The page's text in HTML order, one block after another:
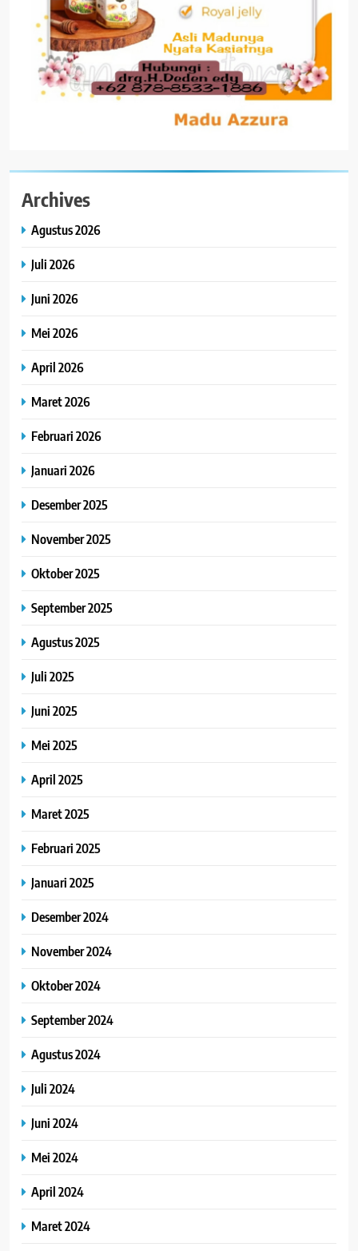
Archives
Agustus 2026
Juli 2026
Juni 2026
Mei 2026
April 2026
Maret 2026
Februari 2026
Januari 2026
Desember 2025
November 2025
Oktober 2025
September 2025
Agustus 2025
Juli 2025
Juni 2025
Mei 2025
April 2025
Maret 2025
Februari 2025
Januari 2025
Desember 2024
November 2024
Oktober 2024
September 2024
Agustus 2024
Juli 2024
Juni 2024
Mei 2024
April 2024
Maret 2024